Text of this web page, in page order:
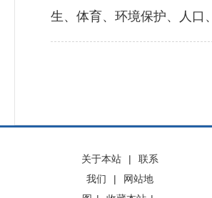
生、体育、环境保护、人口
关于本站 |
联系
我们
|
网站地